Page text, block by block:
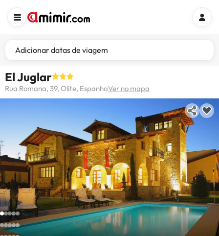
Adicionar datas de viagem
El Juglar
Rua Romana, 39, Olite, EspanhaVer no mapa